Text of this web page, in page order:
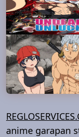
anime garapan